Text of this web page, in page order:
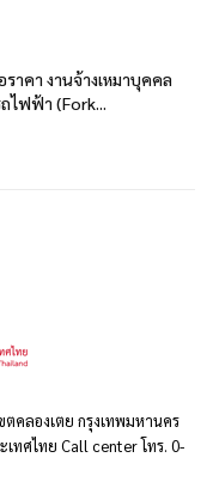
าคา งานจ้างเหมาบุคคล
ไฟฟ้า (Fork...
คลองเตย กรุงเทพมหานคร
ทศไทย Call center โทร. 0-